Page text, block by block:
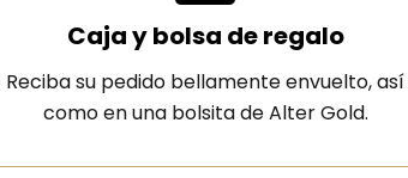
Caja y bolsa de regalo
Reciba su pedido bellamente envuelto, así
como en una bolsita de Alter Gold.